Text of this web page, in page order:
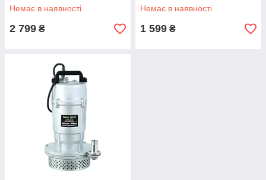
Немає в наявності
2 799 ₴
Немає в наявності
1 599 ₴